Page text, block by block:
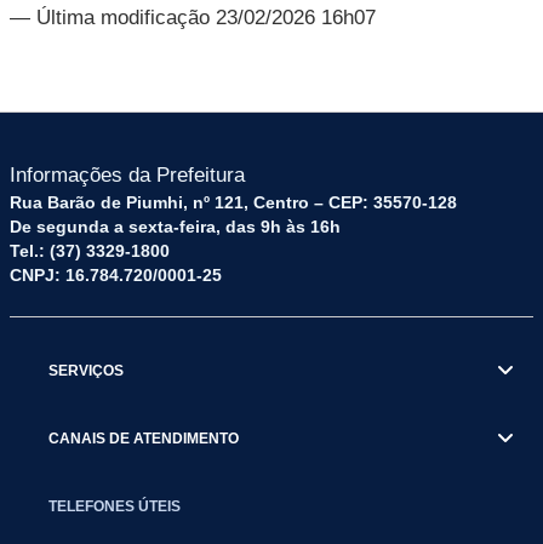
— Última modificação 23/02/2026 16h07
Informações da Prefeitura
Rua Barão de Piumhi, nº 121, Centro – CEP: 35570-128
De segunda a sexta-feira, das 9h às 16h
Tel.: (37) 3329-1800
CNPJ: 16.784.720/0001-25
SERVIÇOS
CANAIS DE ATENDIMENTO
TELEFONES ÚTEIS